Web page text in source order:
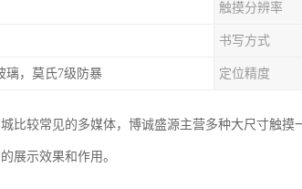
触摸分辨率
书写方式
璃，莫氏7级防暴 定位精度
比较常见的多媒体，博诚盛源主营多种大尺寸触
展示效果和作用。